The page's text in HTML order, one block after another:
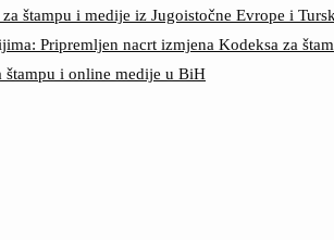
štampu i medije iz Jugoistočne Evrope i
Pripremljen nacrt izmjena Kodeksa za
štampu i online medije u BiH